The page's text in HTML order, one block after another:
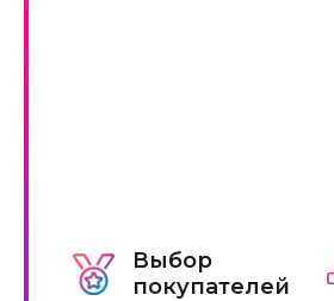
Выбор
покупателей